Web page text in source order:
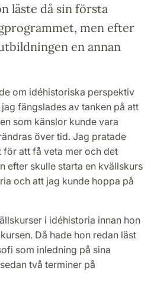
läste då sin första
men efter
en annan
om idéhistoriska perspektiv
fängslades av tanken på att
som känslor kunde vara
över tid. Jag pratade
att få veta mer och det
efter skulle starta en kvällskurs
och att jag kunde hoppa på
i idéhistoria innan hon
Då hade hon redan läst
som inledning på sina
två terminer på